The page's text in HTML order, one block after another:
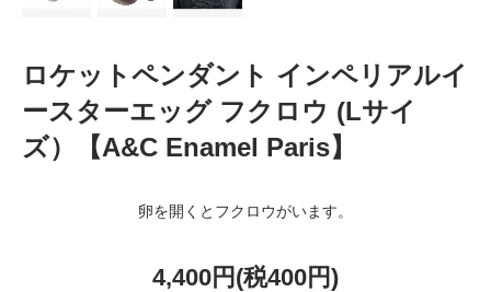
ロケットペンダント インペリアルイ
ースターエッグ フクロウ (Lサイ
ズ）【A&C Enamel Paris】
卵を開くとフクロウがいます。
4,400円(税400円)